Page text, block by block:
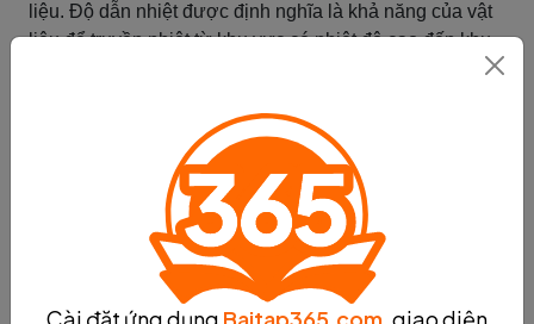
liệu. Độ dẫn nhiệt được định nghĩa là khả năng của vật
liệu để truyền nhiệt từ khu vực có nhiệt độ cao đến khu
gồm độ dẫn nhiệt dạng kim loại, độ dẫn nhiệt dạng bán
dẫn và độ dẫn nhiệt dạng chất rắn điện cực.
- Độ dẫn nhiệt dạng kim loại: Các kim loại có khả năng
truyền nhiệt rất tốt do sự tổ chức của cấu trúc tinh thể
chúng. Điều này làm cho kim loại trở thành các chất liệu
phổ biến trong các ứng dụng cần truyền nhiệt hiệu quả
như dẫn nhiệt, làm lạnh và làm nóng.